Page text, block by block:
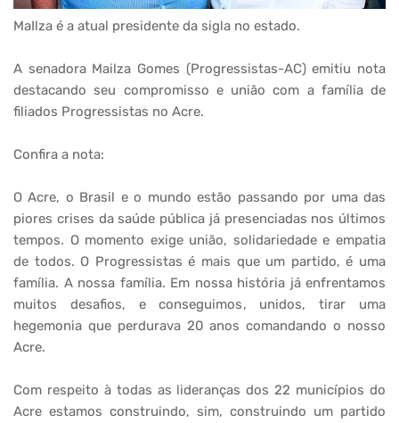
MaIlza é a atual presidente da sigla no estado.
A senadora Mailza Gomes (Progressistas-AC) emitiu nota
destacando seu compromisso e união com a família de
filiados Progressistas no Acre.
Confira a nota:
O Acre, o Brasil e o mundo estão passando por uma das
piores crises da saúde pública já presenciadas nos últimos
tempos. O momento exige união, solidariedade e empatia
de todos. O Progressistas é mais que um partido, é uma
família. A nossa família. Em nossa história já enfrentamos
muitos desafios, e conseguimos, unidos, tirar uma
hegemonia que perdurava 20 anos comandando o nosso
Acre.
Com respeito à todas as lideranças dos 22 municípios do
Acre estamos construindo, sim, construindo um partido